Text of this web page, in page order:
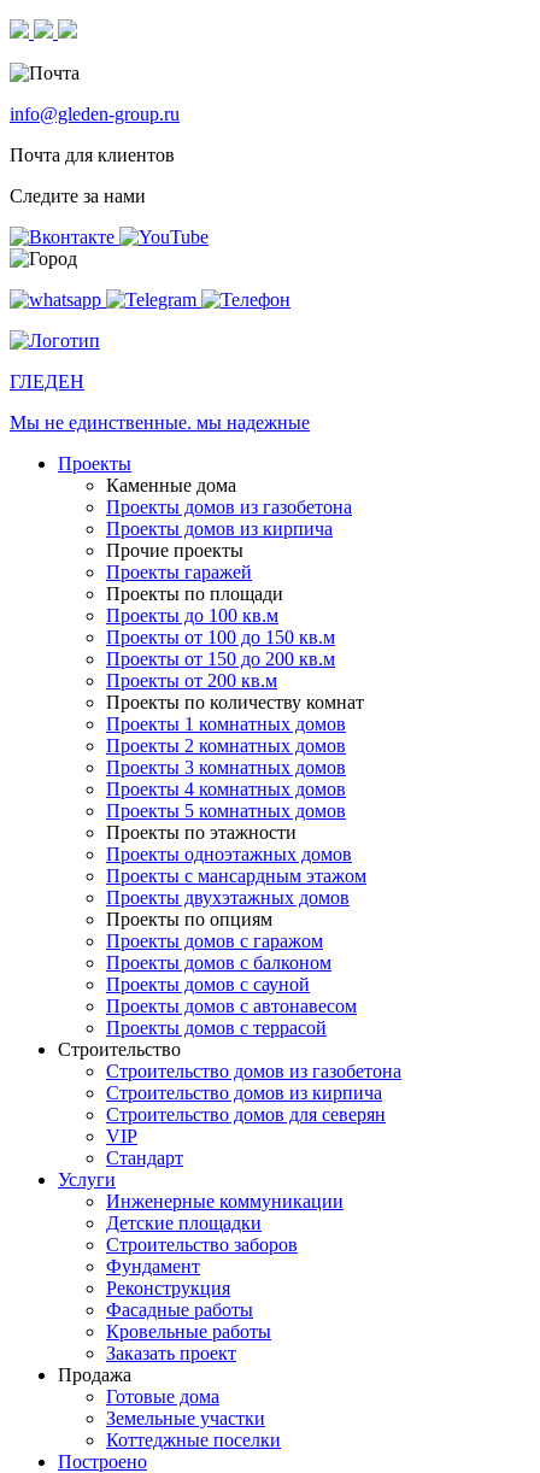
info@gleden-group.ru
Почта для клиентов
Следите за нами
ГЛЕДЕН
Мы не единственные. мы надежные
Проекты
Каменные дома
Проекты домов из газобетона
Проекты домов из кирпича
Прочие проекты
Проекты гаражей
Проекты по площади
Проекты до 100 кв.м
Проекты от 100 до 150 кв.м
Проекты от 150 до 200 кв.м
Проекты от 200 кв.м
Проекты по количеству комнат
Проекты 1 комнатных домов
Проекты 2 комнатных домов
Проекты 3 комнатных домов
Проекты 4 комнатных домов
Проекты 5 комнатных домов
Проекты по этажности
Проекты одноэтажных домов
Проекты с мансардным этажом
Проекты двухэтажных домов
Проекты по опциям
Проекты домов с гаражом
Проекты домов с балконом
Проекты домов с сауной
Проекты домов с автонавесом
Проекты домов с террасой
Строительство
Строительство домов из газобетона
Строительство домов из кирпича
Строительство домов для северян
VIP
Стандарт
Услуги
Инженерные коммуникации
Детские площадки
Строительство заборов
Фундамент
Реконструкция
Фасадные работы
Кровельные работы
Заказать проект
Продажа
Готовые дома
Земельные участки
Коттеджные поселки
Построено